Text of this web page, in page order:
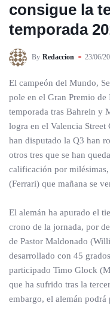
consigue la
temporada
By Redaccion 23/06/
El campeón del Mundo,
pole en el Gran Premio de
temporada tras Bahrein y
logra en el Valencia
han disputado la Q3 han
otros tres que se han
calificación por
(Ferrari) que mañana se
El alemán ha apurado el
crono de la jornada, por
de Pastor Maldonado
desarrollado con 45
participado Timo Glock
que ha sufrido tras la
embargo, el alemán podrá